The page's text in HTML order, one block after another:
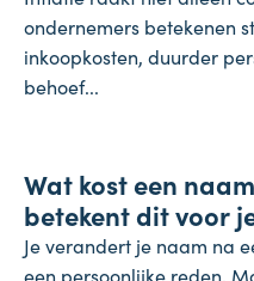
ondernemers betekenen
inkoopkosten, duurder
behoef...
31 juli 2026
Wat kost een
betekent dit voor
Je verandert je naam na
een persoonlijke reden.